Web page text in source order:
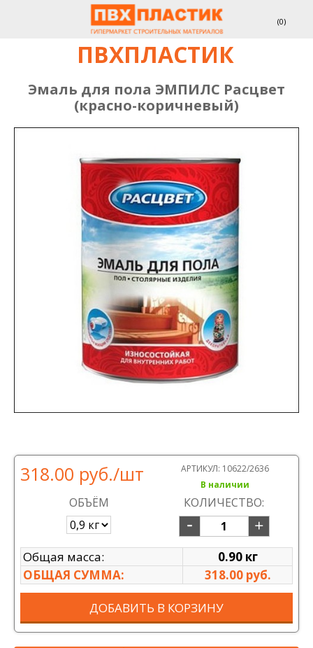
(0)
ПВХПЛАСТИК
Эмаль для пола ЭМПИЛС Расцвет
(красно-коричневый)
318.00 руб./шт АРТИКУЛ: 10622/2636
В наличии
ОБЪЁМ КОЛИЧЕСТВО:
Общая масса:
0.90 кг
ОБЩАЯ СУММА:
318.00 руб.
ДОБАВИТЬ В КОРЗИНУ